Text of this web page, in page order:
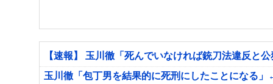
【速報】 玉川徹「死んでいなければ銃刀法違反と
玉川徹「包丁男を結果的に死刑にしたことになる